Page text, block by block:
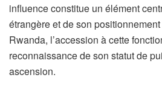
influence constitue un élément
étrangère et de son
Rwanda, l’accession à cette
reconnaissance de son statut de
ascension.